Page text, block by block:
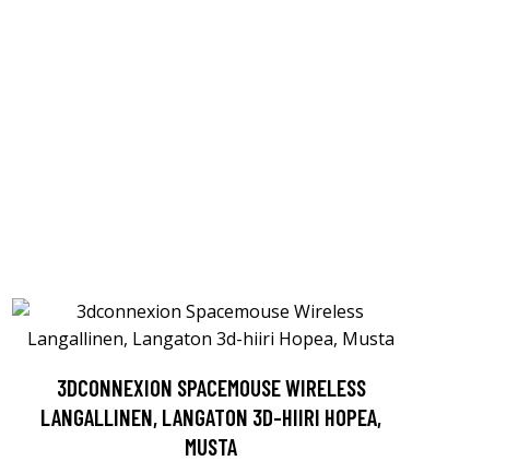
3DCONNEXION SPACEMOUSE WIRELESS
LANGALLINEN, LANGATON 3D-HIIRI HOPEA,
MUSTA